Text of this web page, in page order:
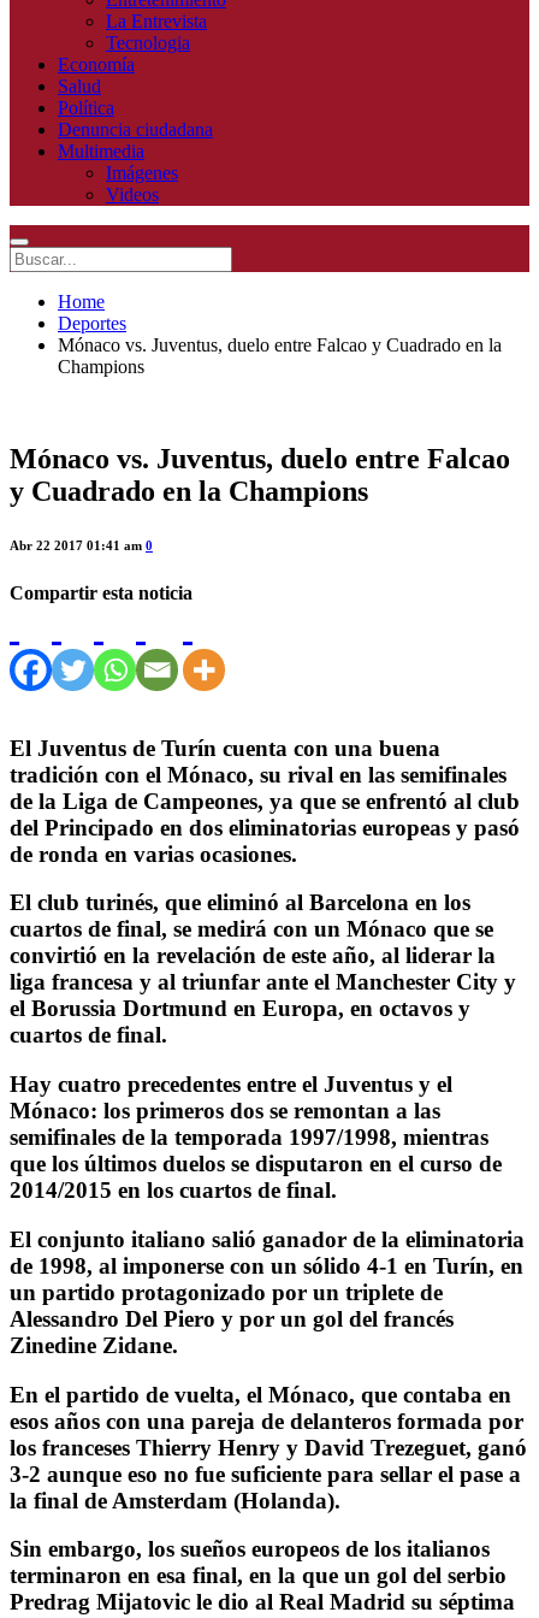
La Entrevista
Tecnologia
Economía
Salud
Política
Denuncia ciudadana
Multimedia
Imágenes
Videos
Home
Deportes
Mónaco vs. Juventus, duelo entre Falcao y Cuadrado en la
Champions
Mónaco vs. Juventus, duelo entre Falcao
y Cuadrado en la Champions
Abr 22 2017 01:41 am 0
Compartir esta noticia
El Juventus de Turín cuenta con una buena
tradición con el Mónaco, su rival en las semifinales
de la Liga de Campeones, ya que se enfrentó al club
del Principado en dos eliminatorias europeas y pasó
de ronda en varias ocasiones.
El club turinés, que eliminó al Barcelona en los
cuartos de final, se medirá con un Mónaco que se
convirtió en la revelación de este año, al liderar la
liga francesa y al triunfar ante el Manchester City y
el Borussia Dortmund en Europa, en octavos y
cuartos de final.
Hay cuatro precedentes entre el Juventus y el
Mónaco: los primeros dos se remontan a las
semifinales de la temporada 1997/1998, mientras
que los últimos duelos se disputaron en el curso de
2014/2015 en los cuartos de final.
El conjunto italiano salió ganador de la eliminatoria
de 1998, al imponerse con un sólido 4-1 en Turín, en
un partido protagonizado por un triplete de
Alessandro Del Piero y por un gol del francés
Zinedine Zidane.
En el partido de vuelta, el Mónaco, que contaba en
esos años con una pareja de delanteros formada por
los franceses Thierry Henry y David Trezeguet, ganó
3-2 aunque eso no fue suficiente para sellar el pase a
la final de Amsterdam (Holanda).
Sin embargo, los sueños europeos de los italianos
terminaron en esa final, en la que un gol del serbio
Predrag Mijatovic le dio al Real Madrid su séptima